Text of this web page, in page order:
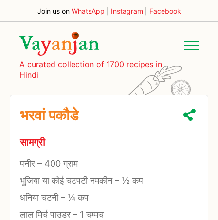
Join us on WhatsApp Instagram Facebook
A curated collection of 1700 recipes in
Hindi
भरवां पकौडे
सामग्री
पनीर – 400 ग्राम
भुजिया या कोई चटपटी नमकीन– ½ कप
धनिया चटनी– ¼ कप
लाल मिर्च पाउडर – 1 चम्मच